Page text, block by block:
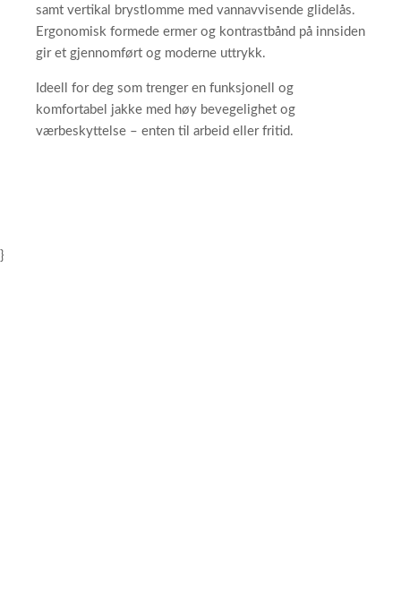
samt vertikal brystlomme med vannavvisende glidelås.
Ergonomisk formede ermer og kontrastbånd på innsiden
gir et gjennomført og moderne uttrykk.
Ideell for deg som trenger en funksjonell og
komfortabel jakke med høy bevegelighet og
værbeskyttelse – enten til arbeid eller fritid.
}